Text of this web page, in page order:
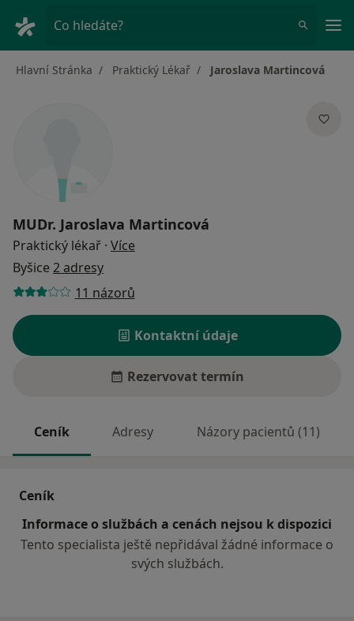
Co hledáte?
Hlavní Stránka Praktický Lékař Jaroslava Martincová
MUDr. Jaroslava Martincová
Praktický lékař · Více
Byšice 2 adresy
11 názorů
Kontaktní údaje
Rezervovat termín
Ceník Adresy Názory pacientů (11)
Ceník
Informace o službách a cenách nejsou k dispozici
Tento specialista ještě nepřidával žádné informace o
svých službách.